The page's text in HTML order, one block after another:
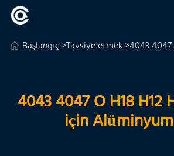
Başlangıç>Tavsiye etmek>4043 4047
4043 4047 O H18 H12
için